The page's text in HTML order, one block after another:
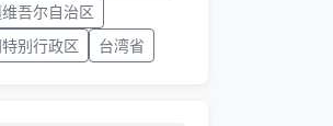
吾尔自治区
别行政区 台湾省